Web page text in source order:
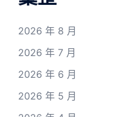
2026 年 8 月
2026 年 7 月
2026 年 6 月
2026 年 5 月